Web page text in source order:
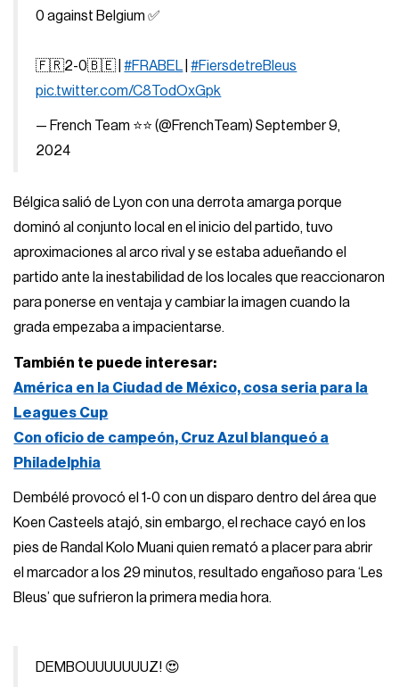
0 against Belgium ✅
🇫🇷2-0🇧🇪 |#FRABEL |#FiersdetreBleus
pic.twitter.com/C8TodOxGpk
— French Team ⭐⭐ (@FrenchTeam)September 9,
2024
Bélgica salió de Lyon con una derrota amarga porque
dominó al conjunto local en el inicio del partido, tuvo
aproximaciones al arco rival y se estaba adueñando el
partido ante la inestabilidad de los locales que reaccionaron
para ponerse en ventaja y cambiar la imagen cuando la
grada empezaba a impacientarse.
También te puede interesar:
América en la Ciudad de México, cosa seria para la
Leagues Cup
Con oficio de campeón, Cruz Azul blanqueó a
Philadelphia
Dembélé provocó el 1-0 con un disparo dentro del área que
Koen Casteels atajó, sin embargo, el rechace cayó en los
pies de Randal Kolo Muani quien remató a placer para abrir
el marcador a los 29 minutos, resultado engañoso para ‘Les
Bleus’ que sufrieron la primera media hora.
DEMBOUUUUUUUZ! 😍